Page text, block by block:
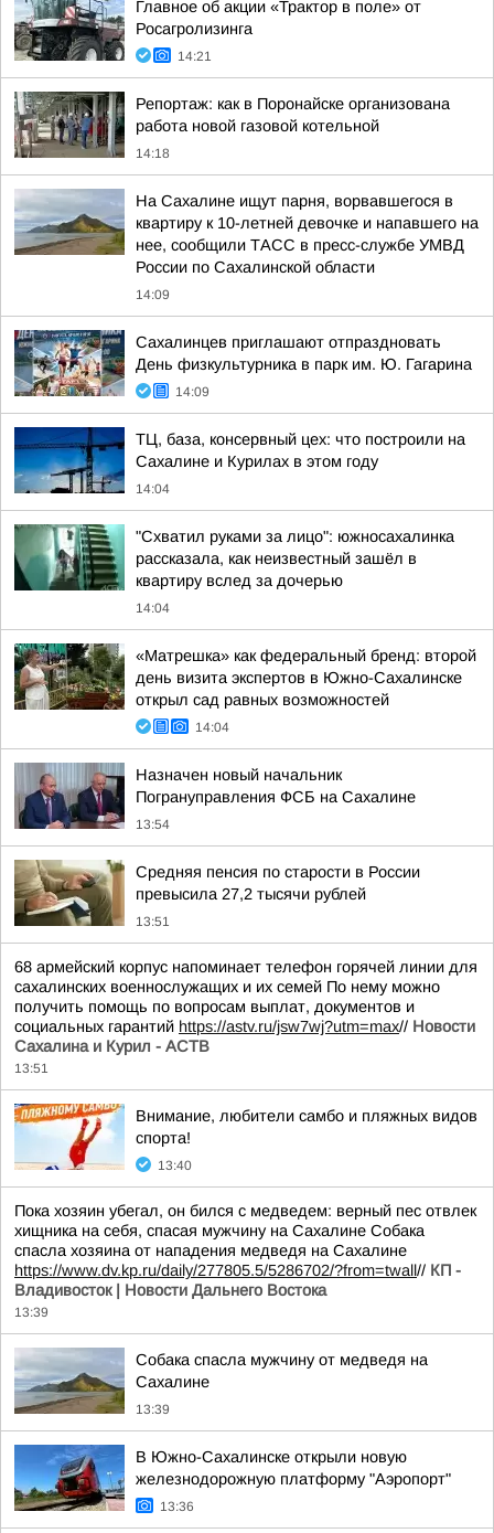
Главное об акции «Трактор в поле» от
Росагролизинга
14:21
Репортаж: как в Поронайске организована
работа новой газовой котельной
14:18
На Сахалине ищут парня, ворвавшегося в
квартиру к 10-летней девочке и напавшего на
нее, сообщили ТАСС в пресс-службе УМВД
России по Сахалинской области
14:09
Сахалинцев приглашают отпраздновать
День физкультурника в парк им. Ю. Гагарина
14:09
ТЦ, база, консервный цех: что построили на
Сахалине и Курилах в этом году
14:04
"Схватил руками за лицо": южносахалинка
рассказала, как неизвестный зашёл в
квартиру вслед за дочерью
14:04
«Матрешка» как федеральный бренд: второй
день визита экспертов в Южно-Сахалинске
открыл сад равных возможностей
14:04
Назначен новый начальник
Погрануправления ФСБ на Сахалине
13:54
Средняя пенсия по старости в России
превысила 27,2 тысячи рублей
13:51
68 армейский корпус напоминает телефон горячей линии для
сахалинских военнослужащих и их семей По нему можно
получить помощь по вопросам выплат, документов и
социальных гарантий https://astv.ru/jsw7wj?utm=max// Новости
Сахалина и Курил - АСТВ
13:51
Внимание, любители самбо и пляжных видов
спорта!
13:40
Пока хозяин убегал, он бился с медведем: верный пес отвлек
хищника на себя, спасая мужчину на Сахалине Собака
спасла хозяина от нападения медведя на Сахалине
https://www.dv.kp.ru/daily/277805.5/5286702/?from=twall// КП -
Владивосток | Новости Дальнего Востока
13:39
Собака спасла мужчину от медведя на
Сахалине
13:39
В Южно-Сахалинске открыли новую
железнодорожную платформу "Аэропорт"
13:36